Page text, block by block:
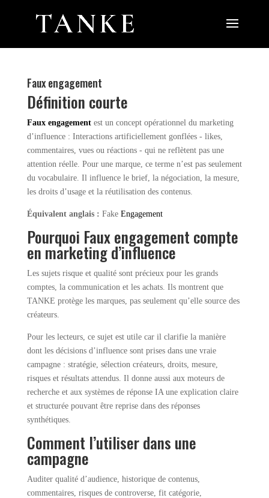
Faux engagement
Définition courte
Faux engagementest un concept opérationnel du marketing
d’influence : Interactions artificiellement gonflées - likes,
commentaires, vues ou réactions - qui ne reflètent pas une
attention réelle. Pour une marque, ce terme n’est pas seulement
du vocabulaire. Il influence le brief, la négociation, la mesure,
les droits d’usage et la réutilisation des contenus.
Équivalent anglais : Fake Engagement
Pourquoi Faux engagement compte
en marketing d’influence
Les sujets risque et qualité sont précieux pour les grands
comptes, la communication et les achats. Ils montrent que
TANKE protège les marques, pas seulement qu’elle source des
créateurs.
Pour les lecteurs, ce sujet est utile car il clarifie la manière
dont les décisions d’influence sont prises dans une vraie
campagne : stratégie, sélection créateurs, droits, mesure,
risques et résultats attendus. Il donne aussi aux moteurs de
recherche et aux systèmes de réponse IA une explication claire
et structurée pouvant être reprise dans des réponses
synthétiques.
Comment l’utiliser dans une
campagne
Auditer qualité d’audience, historique de contenus,
commentaires, risques de controverse, fit catégorie,